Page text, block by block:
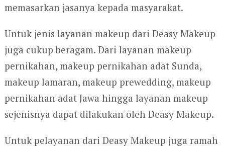
memasarkan jasanya kepada masyarakat.
Untuk jenis layanan makeup dari Deasy Makeup
juga cukup beragam. Dari layanan makeup
pernikahan, makeup pernikahan adat Sunda,
makeup lamaran, makeup prewedding, makeup
pernikahan adat Jawa hingga layanan makeup
sejenisnya dapat dilakukan oleh Deasy Makeup.
Untuk pelayanan dari Deasy Makeup juga ramah